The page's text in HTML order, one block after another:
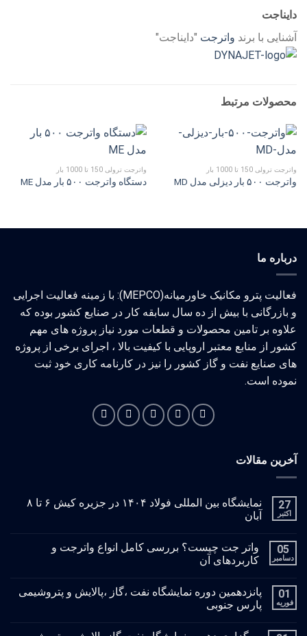
دایناجت
آشنایی با برند واترجت "دایناجت"
محصولات مرتبط
واترجت ترولی 150 تا 1000 بار
واترجت ۵۰۰ بار دیزلی مدل MD
واترجت ترولی 150 تا 1000 بار
دستگاه واترجت ۵۰۰ بار مدل ME
درباره ما
فعالیت پترو مکانیک خاورمیانه(MEPCO): با زمینه فعالیت اجرایی
و بازرگانی با بیش از ده سال سابقه کار در صنایع کشور بوده که
علاوه بر تامین محصولات و قطعات مورد نیاز پروژه های مهم
کشور از منابع معتبر اروپایی با کیفیت بالا ، اجرای برخی از پروژه
های صنایع نفت و گاز کشور را نیز در کارنامه کاری خود ثبت
نموده است.
آخرین مقالات
27
اکتبر
نمایشگاه بین المللی فولاد ۱۴۰۴ در جزیره کیش ۶ تا ۸
آبان
05
دسامبر
واتر جت چیست؟ بررسی کامل انواع واترجت و
کاربردهای آن
01
فوریه
پانزدهمین دوره نمایشگاه نفت ،گاز ،پالایش و پتروشیمی
پارس جنوبی